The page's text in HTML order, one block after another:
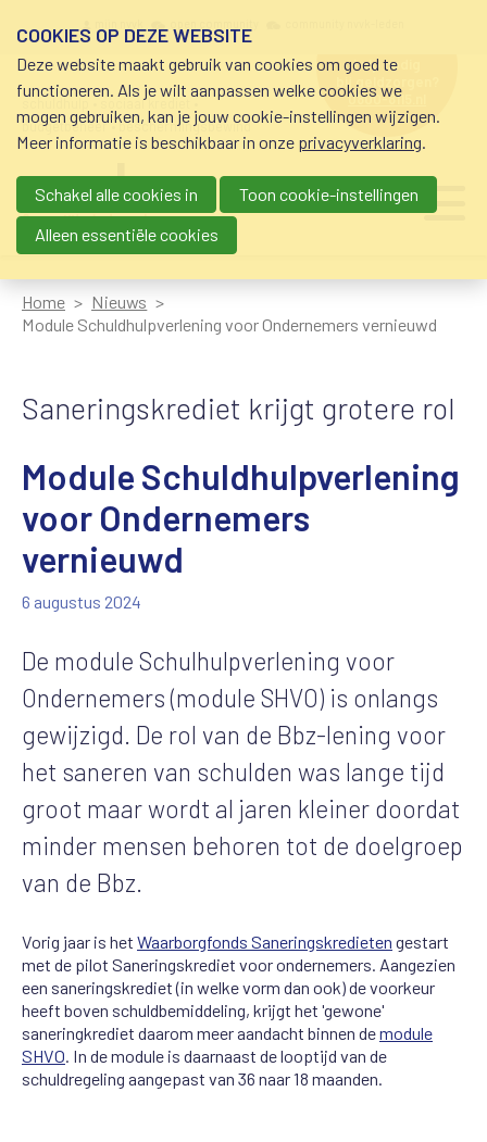
schuldhulp • sociaal krediet •
budgetbeheer • beschermingsbewind
hulp nodig
bij geldzorgen?
0800-8115.nl
Main navigation
Home
Nieuws
Module Schuldhulpverlening voor Ondernemers vernieuwd
Saneringskrediet krijgt grotere rol
Module Schuldhulpverlening
voor Ondernemers
vernieuwd
6 augustus 2024
De module Schulhulpverlening voor
Ondernemers (module SHVO) is onlangs
gewijzigd. De rol van de Bbz-lening voor
het saneren van schulden was lange tijd
groot maar wordt al jaren kleiner doordat
minder mensen behoren tot de doelgroep
van de Bbz.
Vorig jaar is het Waarborgfonds Saneringskredieten gestart
met de pilot Saneringskrediet voor ondernemers. Aangezien
een saneringskrediet (in welke vorm dan ook) de voorkeur
heeft boven schuldbemiddeling, krijgt het 'gewone'
saneringkrediet daarom meer aandacht binnen demodule
SHVO . In de module is daarnaast de looptijd van de
schuldregeling aangepast van 36 naar 18 maanden.
COOKIES OP DEZE WEBSITE
Deze website maakt gebruik van cookies om goed te
functioneren. Als je wilt aanpassen welke cookies we
mogen gebruiken, kan je jouw cookie-instellingen wijzigen.
Meer informatie is beschikbaar in onze privacyverklaring.
Schakel alle cookies in
Toon cookie-instellingen
Alleen essentiële cookies